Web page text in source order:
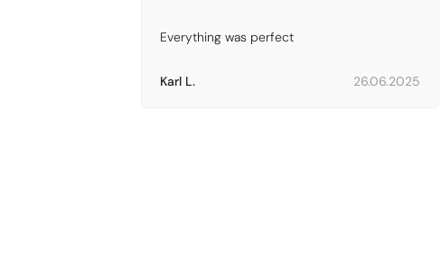
Everything was perfect
Karl L. 26.06.2025